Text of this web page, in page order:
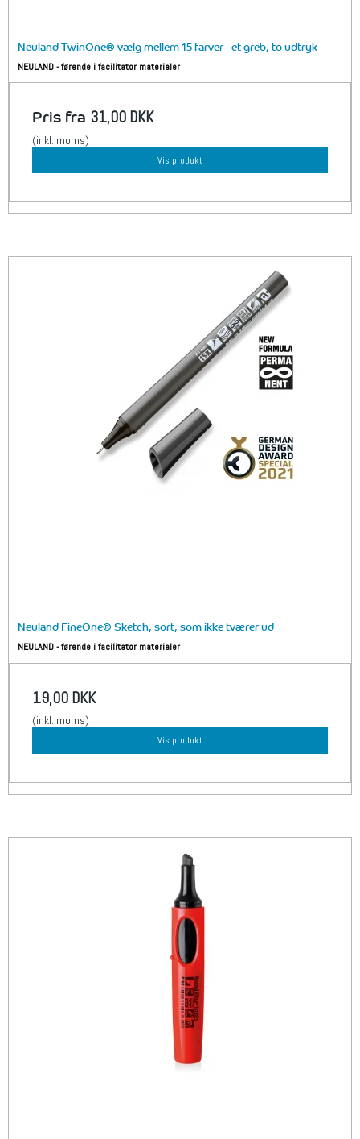
Neuland TwinOne® vælg mellem 15 farver - et greb, to udtryk
NEULAND - førende i facilitator materialer
Pris fra 31,00 DKK
(inkl. moms)
Vis produkt
Neuland FineOne® Sketch, sort, som ikke tværer ud
NEULAND - førende i facilitator materialer
19,00 DKK
(inkl. moms)
Vis produkt